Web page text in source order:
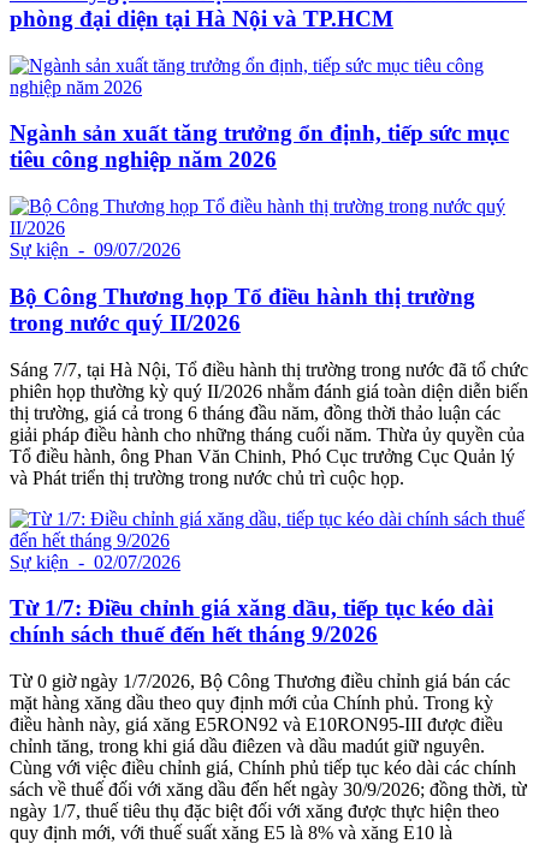
phòng đại diện tại Hà Nội và TP.HCM
Ngành sản xuất tăng trưởng ổn định, tiếp sức mục
tiêu công nghiệp năm 2026
Sự kiện - 09/07/2026
Bộ Công Thương họp Tổ điều hành thị trường
trong nước quý II/2026
Sáng 7/7, tại Hà Nội, Tổ điều hành thị trường trong nước đã tổ chức
phiên họp thường kỳ quý II/2026 nhằm đánh giá toàn diện diễn biến
thị trường, giá cả trong 6 tháng đầu năm, đồng thời thảo luận các
giải pháp điều hành cho những tháng cuối năm. Thừa ủy quyền của
Tổ điều hành, ông Phan Văn Chinh, Phó Cục trưởng Cục Quản lý
và Phát triển thị trường trong nước chủ trì cuộc họp.
Sự kiện - 02/07/2026
Từ 1/7: Điều chỉnh giá xăng dầu, tiếp tục kéo dài
chính sách thuế đến hết tháng 9/2026
Từ 0 giờ ngày 1/7/2026, Bộ Công Thương điều chỉnh giá bán các
mặt hàng xăng dầu theo quy định mới của Chính phủ. Trong kỳ
điều hành này, giá xăng E5RON92 và E10RON95-III được điều
chỉnh tăng, trong khi giá dầu điêzen và dầu madút giữ nguyên.
Cùng với việc điều chỉnh giá, Chính phủ tiếp tục kéo dài các chính
sách về thuế đối với xăng dầu đến hết ngày 30/9/2026; đồng thời, từ
ngày 1/7, thuế tiêu thụ đặc biệt đối với xăng được thực hiện theo
quy định mới, với thuế suất xăng E5 là 8% và xăng E10 là